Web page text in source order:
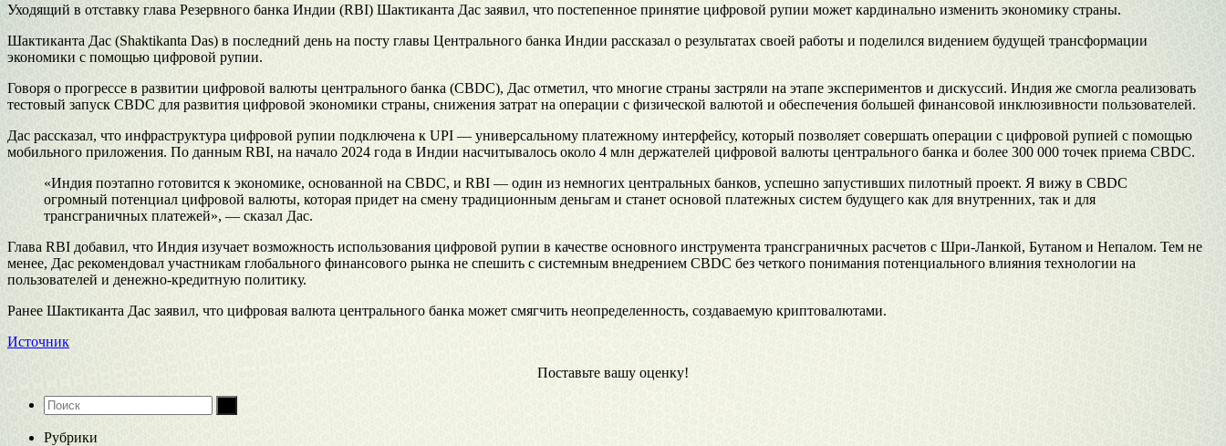
Уходящий в отставку глава Резервного банка Индии (RBI) Шактиканта Дас заявил, что постепенное принятие цифровой рупии может кардинально изменить экономику страны.
Шактиканта Дас (Shaktikanta Das) в последний день на посту главы Центрального банка Индии рассказал о результатах своей работы и поделился видением будущей трансформации
экономики с помощью цифровой рупии.
Говоря о прогрессе в развитии цифровой валюты центрального банка (CBDC), Дас отметил, что многие страны застряли на этапе экспериментов и дискуссий. Индия же смогла реализовать
тестовый запуск CBDC для развития цифровой экономики страны, снижения затрат на операции с физической валютой и обеспечения большей финансовой инклюзивности пользователей.
Дас рассказал, что инфраструктура цифровой рупии подключена к UPI — универсальному платежному интерфейсу, который позволяет совершать операции с цифровой рупией с помощью
мобильного приложения. По данным RBI, на начало 2024 года в Индии насчитывалось около 4 млн держателей цифровой валюты центрального банка и более 300 000 точек приема CBDC.
«Индия поэтапно готовится к экономике, основанной на CBDC, и RBI — один из немногих центральных банков, успешно запустивших пилотный проект. Я вижу в CBDC
огромный потенциал цифровой валюты, которая придет на смену традиционным деньгам и станет основой платежных систем будущего как для внутренних, так и для
трансграничных платежей», — сказал Дас.
Глава RBI добавил, что Индия изучает возможность использования цифровой рупии в качестве основного инструмента трансграничных расчетов с Шри-Ланкой, Бутаном и Непалом. Тем не
менее, Дас рекомендовал участникам глобального финансового рынка не спешить с системным внедрением CBDC без четкого понимания потенциального влияния технологии на
пользователей и денежно-кредитную политику.
Ранее Шактиканта Дас заявил, что цифровая валюта центрального банка может смягчить неопределенность, создаваемую криптовалютами.
Источник
Поставьте вашу оценку!
Рубрики